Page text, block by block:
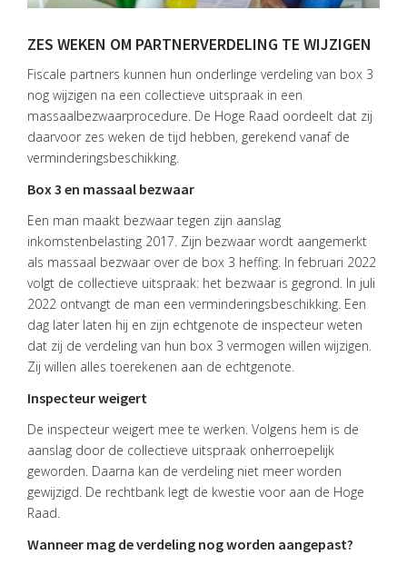
HOME
OVER
VISIE
ZES WEKEN OM PARTNERVERDELING TE WIJZIGEN
Fiscale partners kunnen hun onderlinge verdeling van box 3
nog wijzigen na een collectieve uitspraak in een
massaalbezwaarprocedure. De Hoge Raad oordeelt dat zij
daarvoor zes weken de tijd hebben, gerekend vanaf de
verminderingsbeschikking.
Box 3 en massaal bezwaar
Een man maakt bezwaar tegen zijn aanslag
inkomstenbelasting 2017. Zijn bezwaar wordt aangemerkt
als massaal bezwaar over de box 3 heffing. In februari 2022
volgt de collectieve uitspraak: het bezwaar is gegrond. In juli
2022 ontvangt de man een verminderingsbeschikking. Een
dag later laten hij en zijn echtgenote de inspecteur weten
dat zij de verdeling van hun box 3 vermogen willen wijzigen.
Zij willen alles toerekenen aan de echtgenote.
Inspecteur weigert
De inspecteur weigert mee te werken. Volgens hem is de
aanslag door de collectieve uitspraak onherroepelijk
geworden. Daarna kan de verdeling niet meer worden
gewijzigd. De rechtbank legt de kwestie voor aan de Hoge
Raad.
Wanneer mag de verdeling nog worden aangepast?